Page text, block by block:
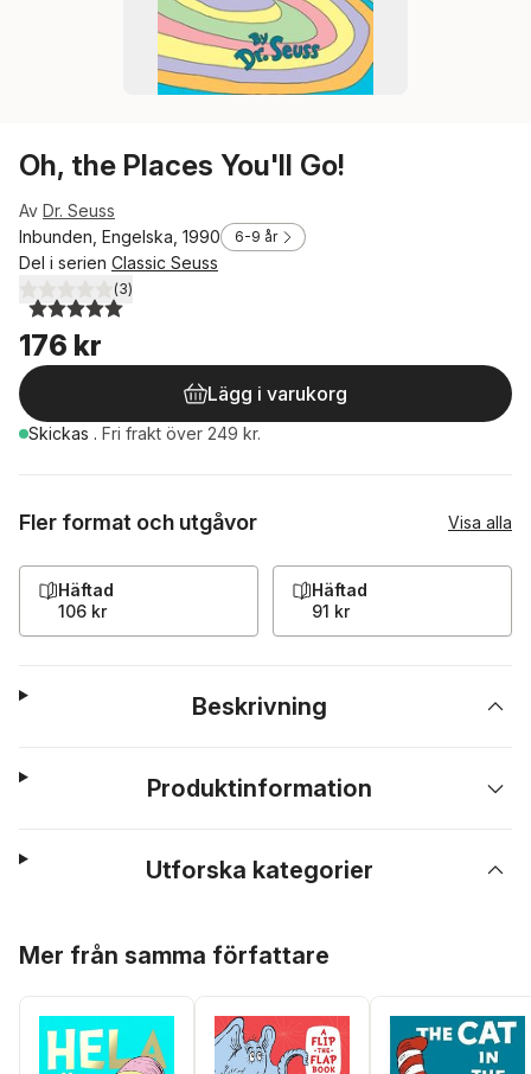
Oh, the Places You'll Go!
Av Dr. Seuss
Inbunden, Engelska, 1990
6-9 år
Del i serien Classic Seuss
5,0utav 5 stjärnor. Totalt antal röster:
(3)
176 kr
Lägg i varukorg
Skickas . Fri frakt över 249 kr.
Fler format och utgåvor Visa alla
Häftad
106 kr
Häftad
91 kr
Beskrivning
Produktinformation
Utforska kategorier
Mer från samma författare